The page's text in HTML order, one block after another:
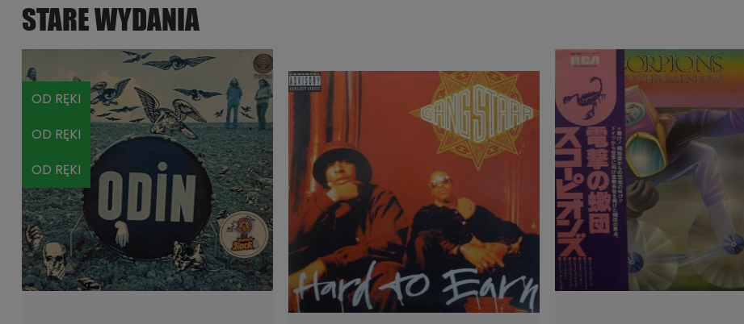
STARE WYDANIA
DO KOSZYKA
OD RĘKI
OD RĘKI
OD RĘKI
DO KOSZYKA DO KOSZYKA